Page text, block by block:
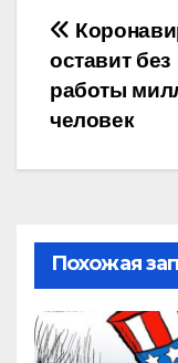
по
записям
оставит без
работы
человек
Похожая